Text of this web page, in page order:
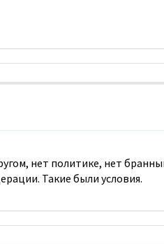
нет политике, нет
Такие были условия.